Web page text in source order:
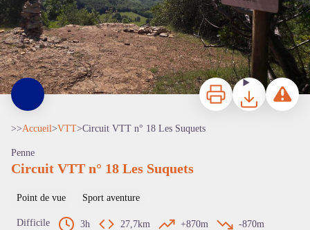
Voir l'image en plein écran
ImprimerTéléchargerSignaler
>>Accueil>VTT>Circuit VTT n° 18 Les Suquets
Penne
Circuit VTT n° 18 Les Suquets
Point de vue Sport aventure
Difficile 3h 27,7km +870m
-870m